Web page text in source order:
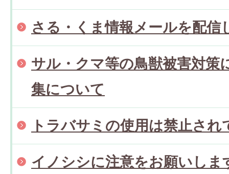
さる・くま情報メールを配信
サル・クマ等の鳥獣被害対策
集について
トラバサミの使用は禁止され
イノシシに注意をお願いしま